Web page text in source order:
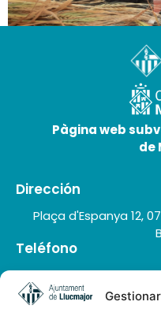
Museo
25 de
Pàgina web
de
Dirección
Plaça d'Espanya 12,
Teléfono
+34
Correo electrónico